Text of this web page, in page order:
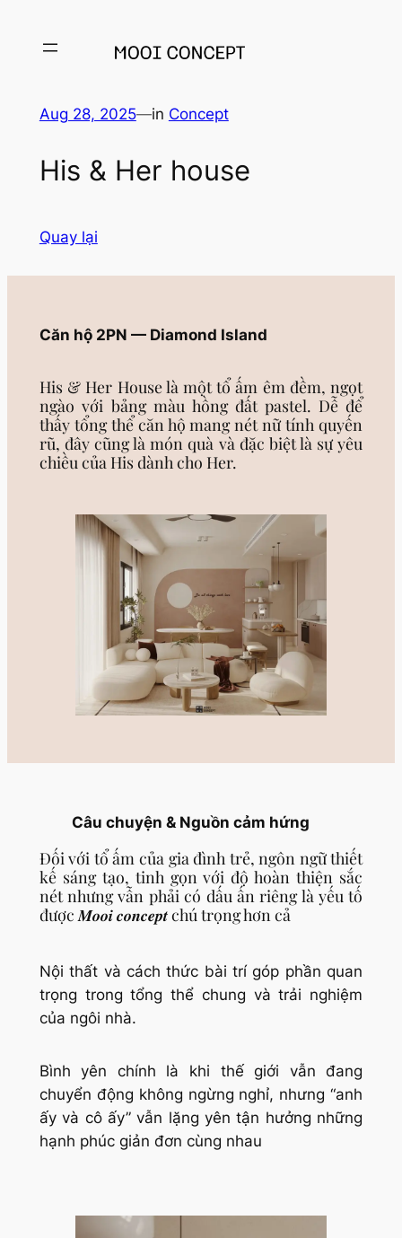
Aug 28, 2025—in Concept
His & Her house
Quay lại
Căn hộ 2PN — Diamond Island
His & Her House là một tổ ấm êm đềm, ngọt
ngào với bảng màu hồng đất pastel. Dễ để
thấy tổng thể căn hộ mang nét nữ tính quyến
rũ, đây cũng là món quà và đặc biệt là sự yêu
chiều của His dành cho Her.
Câu chuyện & Nguồn cảm hứng
Đối với tổ ấm của gia đình trẻ, ngôn ngữ thiết
kế sáng tạo, tinh gọn với độ hoàn thiện sắc
nét nhưng vẫn phải có dấu ấn riêng là yếu tố
được 𝑴𝒐𝒐𝒊 𝒄𝒐𝒏𝒄𝒆𝒑𝒕 chú trọng hơn cả
Nội thất và cách thức bài trí góp phần quan
trọng trong tổng thể chung và trải nghiệm
của ngôi nhà.
Bình yên chính là khi thế giới vẫn đang
chuyển động không ngừng nghỉ, nhưng “anh
ấy và cô ấy” vẫn lặng yên tận hưởng những
hạnh phúc giản đơn cùng nhau